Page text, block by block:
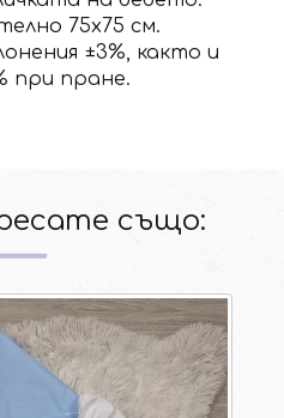
75х75 см.
±3%, както и
при пране.
също: